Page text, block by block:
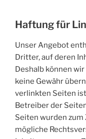
Haftung für
Unser Angebot
Dritter, auf deren
Deshalb können
keine Gewähr
verlinkten Seiten
Betreiber der
Seiten wurden
mögliche